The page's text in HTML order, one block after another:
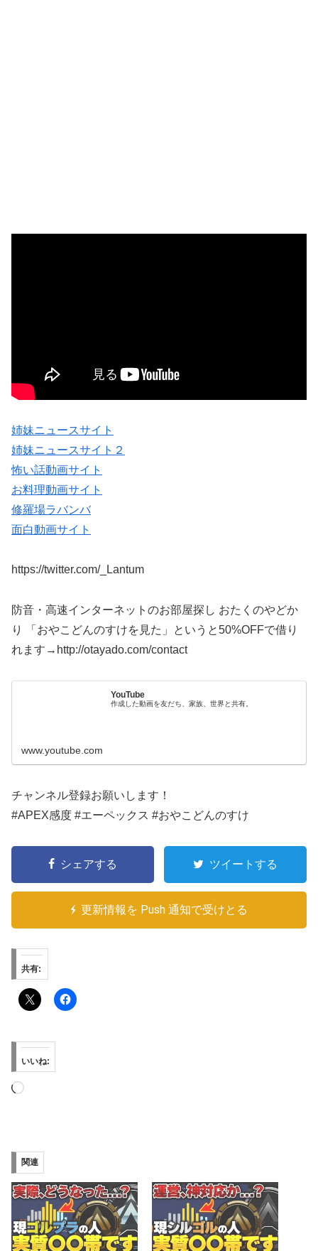
姉妹ニュースサイト
姉妹ニュースサイト２
怖い話動画サイト
お料理動画サイト
修羅場ラバンバ
面白動画サイト
https://twitter.com/_Lantum
防音・高速インターネットのお部屋探し おたくのやどか
り 「おやこどんのすけを見た」というと50%OFFで借り
れます→http://otayado.com/contact
YouTube
作成した動画を友だち、家族、世界と共有。
www.youtube.com
チャンネル登録お願いします！
#APEX感度 #エーペックス #おやこどんのすけ
シェアする ツイートする
更新情報を Push 通知で受けとる
共有:
いいね:
読
み
中…
関連